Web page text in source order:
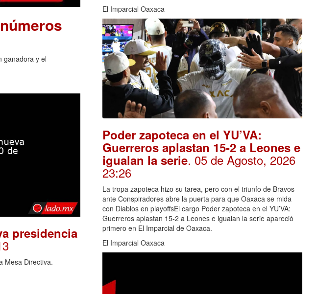
ganadora y el
presidencia
Mesa Directiva.
El Imparcial Oaxaca
Poder zapoteca en el YU’VA:
Guerreros aplastan 15-2 a Leones e
igualan la serie. 05 de Agosto, 2026
23:26
La tropa zapoteca hizo su tarea, pero con el triunfo de Bravos
ante Conspiradores abre la puerta para que Oaxaca se mida
con Diablos en playoffsEl cargo Poder zapoteca en el YU’VA:
Guerreros aplastan 15-2 a Leones e igualan la serie apareció
primero en El Imparcial de Oaxaca.
El Imparcial Oaxaca